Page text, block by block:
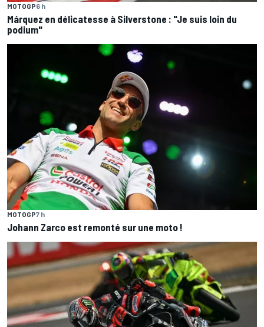
MOTOGP6 h
Márquez en délicatesse à Silverstone : "Je suis loin du
podium"
MOTOGP7 h
Johann Zarco est remonté sur une moto !